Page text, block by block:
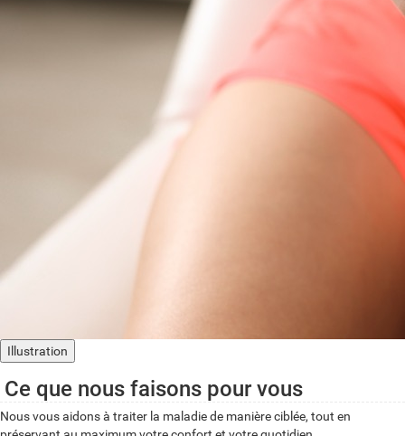
Illustration
Ce que nous faisons pour vous
Nous vous aidons à traiter la maladie de manière ciblée, tout en